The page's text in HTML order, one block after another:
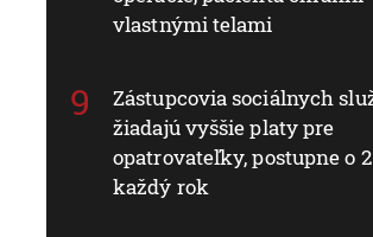
vlastnými telami
Zástupcovia sociálnych
žiadajú vyššie platy pre
opatrovateľky, postupne o
každý rok